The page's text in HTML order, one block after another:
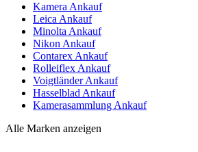
Kamera Ankauf
Leica Ankauf
Minolta Ankauf
Nikon Ankauf
Contarex Ankauf
Rolleiflex Ankauf
Voigtländer Ankauf
Hasselblad Ankauf
Kamerasammlung Ankauf
Alle Marken anzeigen